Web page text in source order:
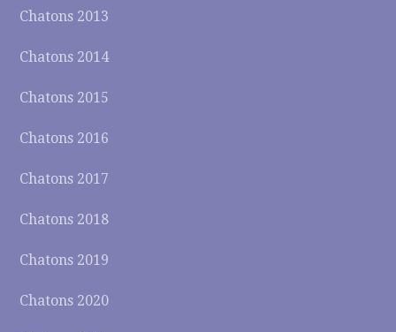
Chatons 2013
Chatons 2014
Chatons 2015
Chatons 2016
Chatons 2017
Chatons 2018
Chatons 2019
Chatons 2020